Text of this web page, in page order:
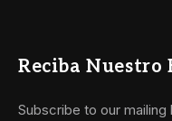
Reciba
Subscribe to our